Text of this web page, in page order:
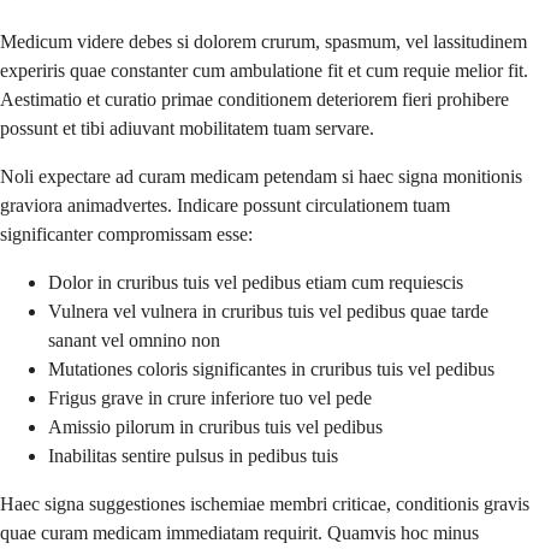
Medicum videre debes si dolorem crurum, spasmum, vel lassitudinem
experiris quae constanter cum ambulatione fit et cum requie melior fit.
Aestimatio et curatio primae conditionem deteriorem fieri prohibere
possunt et tibi adiuvant mobilitatem tuam servare.
Noli expectare ad curam medicam petendam si haec signa monitionis
graviora animadvertes. Indicare possunt circulationem tuam
significanter compromissam esse:
Dolor in cruribus tuis vel pedibus etiam cum requiescis
Vulnera vel vulnera in cruribus tuis vel pedibus quae tarde
sanant vel omnino non
Mutationes coloris significantes in cruribus tuis vel pedibus
Frigus grave in crure inferiore tuo vel pede
Amissio pilorum in cruribus tuis vel pedibus
Inabilitas sentire pulsus in pedibus tuis
Haec signa suggestiones ischemiae membri criticae, conditionis gravis
quae curam medicam immediatam requirit. Quamvis hoc minus